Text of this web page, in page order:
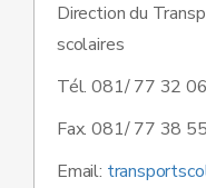
Direction du
scolaires
Tél. 081/ 77 32 06
Fax. 081/ 77 38 55
Email: